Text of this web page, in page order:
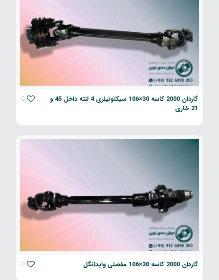
گاردان 2000 کاسه 30×106 سیکلوتیلری 4 لنته داخل 45 و
21 خاری
0
گاردان 2000 کاسه 30×106 مفصلی وایدانگل 0